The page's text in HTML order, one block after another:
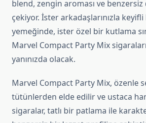
blend, zengin aroması ve
çekiyor. İster arkadaşlarınızla
yemeğinde, ister özel bir kutlama
Marvel Compact Party Mix
yanınızda olacak.
Marvel Compact Party Mix, özenle
tütünlerden elde edilir ve ustaca
sigaralar, tatlı bir patlama ile